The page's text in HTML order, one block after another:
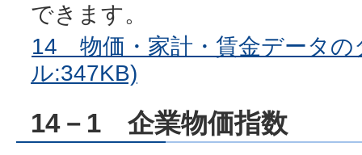
できます。
14 物価・家計・賃金データの
ル:347KB)
14－1 企業物価指数